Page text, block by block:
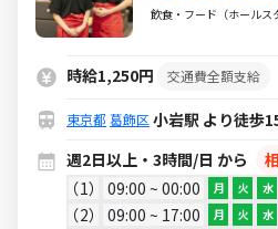
トと両立も可能
なるベネフィッ
り★
飲食・フード（ホールス
時給1,250円 交通費全額支給
東京都 葛飾区 小岩駅 より徒歩
週2日以上・3時間/日 から
1
09:00 ~ 00:00 月 火 水
2 09:00 ~ 17:00 月 火 水